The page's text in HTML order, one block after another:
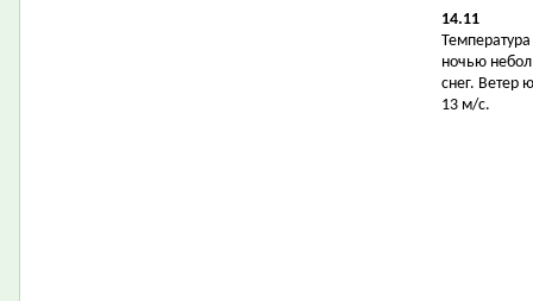
14.11
ночью
снег. Ветер
13 м/с.